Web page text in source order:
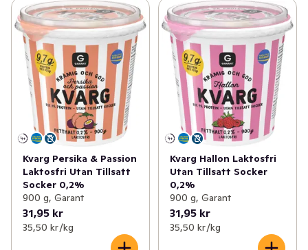
Kvarg Persika & Passion
Laktosfri Utan Tillsatt
Socker 0,2%
900 g, Garant
31,95 kr
35,50 kr /kg
Kvarg Hallon Laktosfri
Utan Tillsatt Socker
0,2%
900 g, Garant
31,95 kr
35,50 kr /kg